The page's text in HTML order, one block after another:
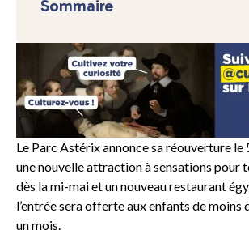
Le Parc Astérix annonce sa réouverture le
une nouvelle attraction à sensations pour
dès la mi-mai et un nouveau restaurant
l’entrée sera offerte aux enfants de moins
un mois.
Sommaire